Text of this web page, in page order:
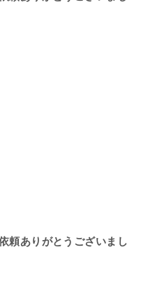
頼ありがとうございまし